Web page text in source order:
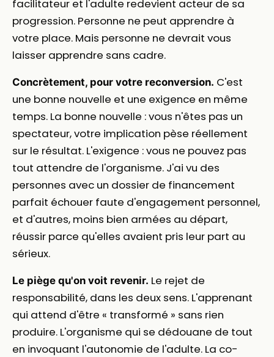
facilitateur et l'adulte redevient acteur de sa
progression. Personne ne peut apprendre à
votre place. Mais personne ne devrait vous
laisser apprendre sans cadre.
Concrètement, pour votre reconversion. C'est
une bonne nouvelle et une exigence en même
temps. La bonne nouvelle : vous n'êtes pas un
spectateur, votre implication pèse réellement
sur le résultat. L'exigence : vous ne pouvez pas
tout attendre de l'organisme. J'ai vu des
personnes avec un dossier de financement
parfait échouer faute d'engagement personnel,
et d'autres, moins bien armées au départ,
réussir parce qu'elles avaient pris leur part au
sérieux.
Le piège qu'on voit revenir. Le rejet de
responsabilité, dans les deux sens. L'apprenant
qui attend d'être « transformé » sans rien
produire. L'organisme qui se dédouane de tout
en invoquant l'autonomie de l'adulte. La co-